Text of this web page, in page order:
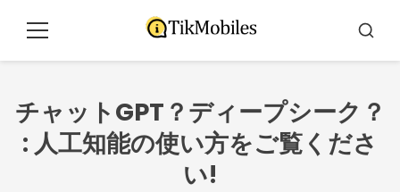
メ
ブ
チャットGPT？ディープシーク？
: 人工知能の使い方をご覧くださ
い!